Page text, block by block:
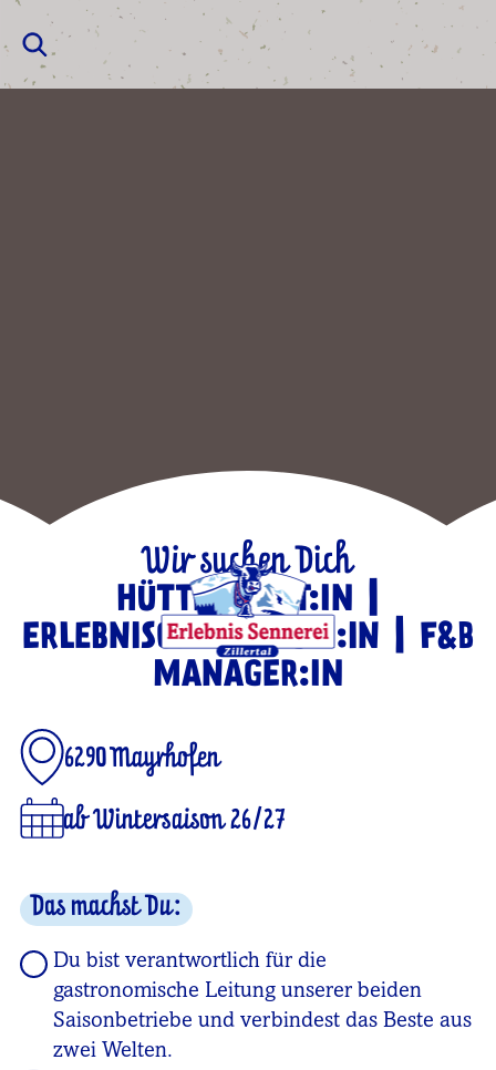
Wir suchen Dich
HÜTTENWIRT:IN |
ERLEBNISGASTRONOM:IN | F&B
MANAGER:IN
6290 Mayrhofen
ab Wintersaison 26/27
Das machst Du:
Du bist verantwortlich für die
gastronomische Leitung unserer beiden
Saisonbetriebe und verbindest das Beste aus
zwei Welten.